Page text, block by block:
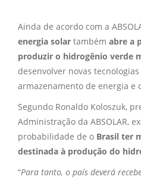
Ainda de acordo com a
energia solar também abre a
produzir o hidrogênio verde
desenvolver novas
armazenamento de energia e
Segundo Ronaldo Koloszuk,
Administração da ABSOLAR,
probabilidade de o Brasil ter
destinada à produção do
“Para tanto, o país deverá